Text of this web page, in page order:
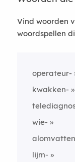
Vind woorden
woordspellen
operateur-
kwakken-
wie-
lijm-